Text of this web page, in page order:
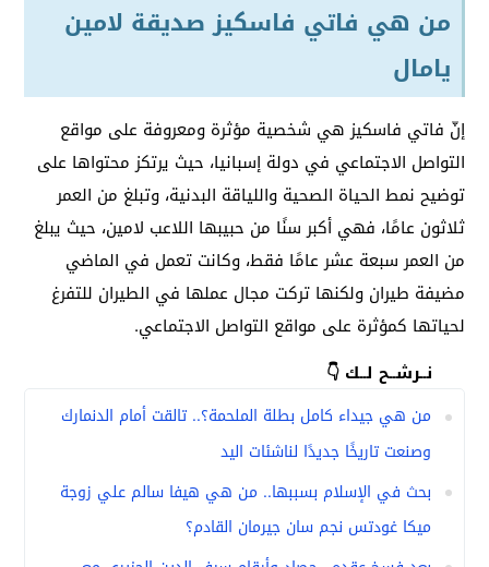
من هي فاتي فاسكيز صديقة لامين
يامال
إنّ فاتي فاسكيز هي شخصية مؤثرة ومعروفة على مواقع
التواصل الاجتماعي في دولة إسبانيا، حيث يرتكز محتواها على
توضيح نمط الحياة الصحية واللياقة البدنية، وتبلغ من العمر
ثلاثون عامًا، فهي أكبر سنًا من حبيبها اللاعب لامين، حيث يبلغ
من العمر سبعة عشر عامًا فقط، وكانت تعمل في الماضي
مضيفة طيران ولكنها تركت مجال عملها في الطيران للتفرغ
لحياتها كمؤثرة على مواقع التواصل الاجتماعي.
نــرشــح لــك 👇
من هي جيداء كامل بطلة الملحمة؟.. تالقت أمام الدنمارك
وصنعت تاريخًا جديدًا لناشئات اليد
بحث في الإسلام بسببها.. من هي هيفا سالم علي زوجة
ميكا غودتس نجم سان جيرمان القادم؟